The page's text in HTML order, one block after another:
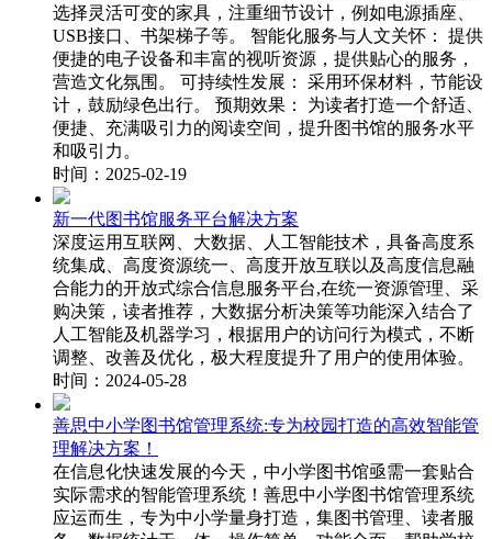
选择灵活可变的家具，注重细节设计，例如电源插座、
USB接口、书架梯子等。 智能化服务与人文关怀： 提供
便捷的电子设备和丰富的视听资源，提供贴心的服务，
营造文化氛围。 可持续性发展： 采用环保材料，节能设
计，鼓励绿色出行。 预期效果： 为读者打造一个舒适、
便捷、充满吸引力的阅读空间，提升图书馆的服务水平
和吸引力。
时间：2025-02-19
新一代图书馆服务平台解决方案
深度运用互联网、大数据、人工智能技术，具备高度系
统集成、高度资源统一、高度开放互联以及高度信息融
合能力的开放式综合信息服务平台,在统一资源管理、采
购决策，读者推荐，大数据分析决策等功能深入结合了
人工智能及机器学习，根据用户的访问行为模式，不断
调整、改善及优化，极大程度提升了用户的使用体验。
时间：2024-05-28
善思中小学图书馆管理系统:专为校园打造的高效智能管
理解决方案！
在信息化快速发展的今天，中小学图书馆亟需一套贴合
实际需求的智能管理系统！善思中小学图书馆管理系统
应运而生，专为中小学量身打造，集图书管理、读者服